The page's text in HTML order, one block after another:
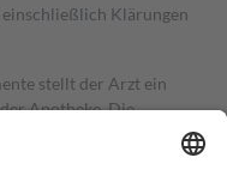
Klärungen
stellt der Arzt ein
Apotheke. Die
in der Regel die
Teil davon als Zuzahlung